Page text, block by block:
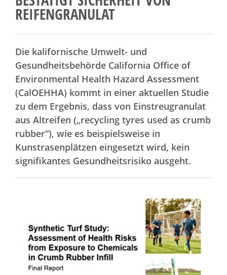
REIFENGRANULAT
Die kalifornische Umwelt- und
Gesundheitsbehörde California Office of
Environmental Health Hazard Assessment
(CalOEHHA) kommt in einer aktuellen Studie
zu dem Ergebnis, dass von Einstreugranulat
aus Altreifen („recycling tyres used as crumb
rubber“), wie es beispielsweise in
Kunstrasenplätzen eingesetzt wird, kein
signifikantes Gesundheitsrisiko ausgeht.